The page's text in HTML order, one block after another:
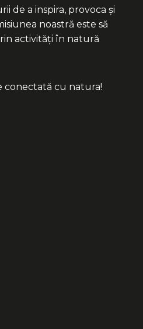
de a inspira, provoca și
noastră este să
activități în natură
conectată cu natura!